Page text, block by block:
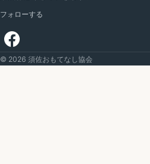
フォローする
© 2026 須佐おもてなし協会